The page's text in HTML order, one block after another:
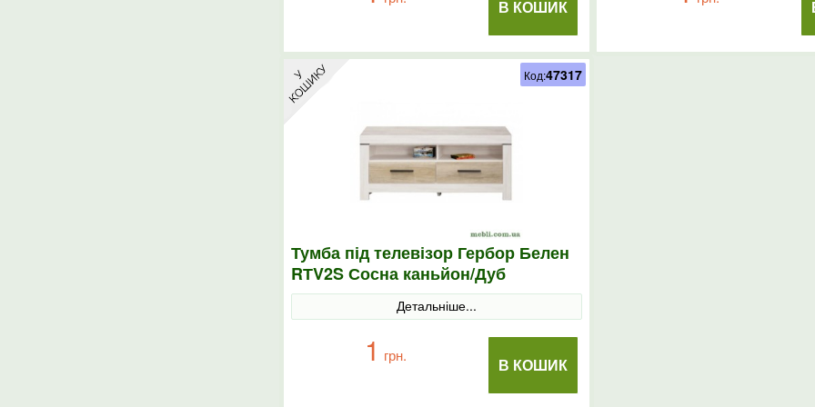
В КОШИК
Тумба під телевізор Гербор Белен
RТV2S Сосна каньйон/Дуб
корабельнийДетальніше...
В КОШИК
1 грн.
Код:47317